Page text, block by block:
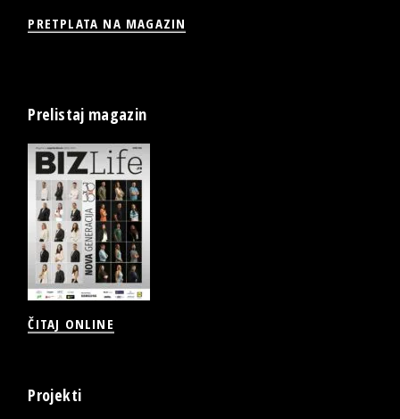
PRETPLATA NA MAGAZIN
Prelistaj magazin
ČITAJ ONLINE
Projekti